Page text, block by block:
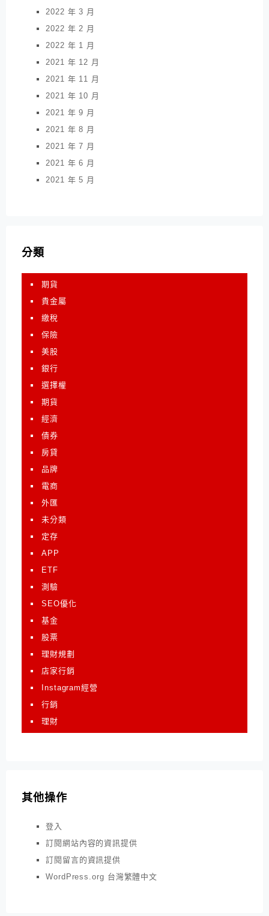
2022 年 3 月
2022 年 2 月
2022 年 1 月
2021 年 12 月
2021 年 11 月
2021 年 10 月
2021 年 9 月
2021 年 8 月
2021 年 7 月
2021 年 6 月
2021 年 5 月
分類
期貨
貴金屬
繳稅
保險
美股
銀行
選擇權
期貨
經濟
債券
房貸
品牌
電商
外匯
未分類
定存
APP
ETF
測驗
SEO優化
基金
股票
理財規劃
店家行銷
Instagram經營
行銷
理財
其他操作
登入
訂閱網站內容的資訊提供
訂閱留言的資訊提供
WordPress.org 台灣繁體中文